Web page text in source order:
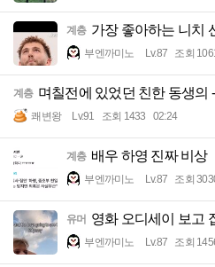
계층 가장 좋아하는 니치
부엔까미노 Lv.87 조회
계층 며칠전에 있었던 친한 동생의
쾌변왕 Lv.91 조회 1433 02:24
계층 배우 하영 진짜 비상
부엔까미노 Lv.87 조회
유머 영화 오디세이 보고
부엔까미노 Lv.87 조회